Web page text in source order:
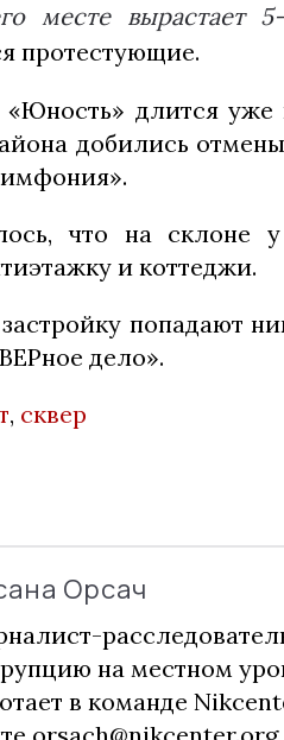
месте вырастает
протестующие.
«Юность» длится
добились
что на склоне
и коттеджи.
попадают
дело».
, сквер
Орсач
на местном
в команде